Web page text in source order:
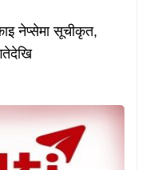
नेप्सेमा सूचीकृत,